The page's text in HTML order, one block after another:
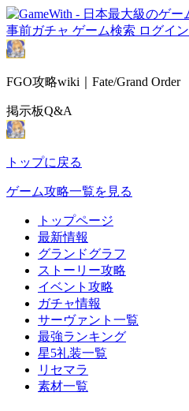
事前ガチャ ゲーム検索 ログイン
FGO攻略wiki｜Fate/Grand Order
掲示板Q&A
トップに戻る
ゲーム攻略一覧を見る
トップページ
最新情報
グランドグラフ
ストーリー攻略
イベント攻略
ガチャ情報
サーヴァント一覧
最強ランキング
星5礼装一覧
リセマラ
素材一覧